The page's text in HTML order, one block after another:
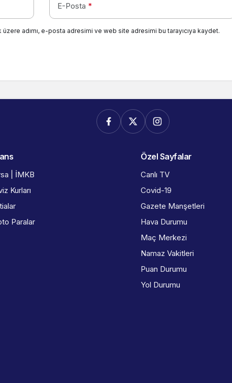
E-Posta *
üzere adımı, e-posta adresimi ve web site adresimi bu tarayıcıya kaydet.
| İMKB
Kurları
Paralar
Özel Sayfalar
Canlı TV
Covid-19
Gazete Manşetleri
Hava Durumu
Maç Merkezi
Namaz Vakitleri
Puan Durumu
Yol Durumu